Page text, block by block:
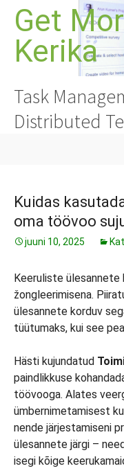
Liigu
sisu
juurde
Get
Kerika
Task
Distributed
Kuidas
oma töövoo
juuni 10, 2025
Keeruliste ülesannete
žongleerimisena.
ülesannete korduv
tüütumaks, kui see
Hästi kujundatud
paindlikkuse
töövooga. Alates
ümbernimetamisest
nende järjestamiseni
ülesannete järgi –
isegi kõige